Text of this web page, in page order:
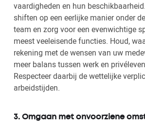
vaardigheden en hun
shiften op een eerlijke manier onder
team en zorg voor een evenwichtige
meest veeleisende functies. Houd,
rekening met de wensen van uw
meer balans tussen werk en
Respecteer daarbij de wettelijke
arbeidstijden.
3. Omgaan met onvoorziene